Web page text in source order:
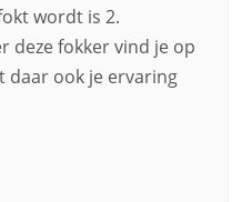
wordt is 2.
deze fokker vind je op
daar ook je ervaring